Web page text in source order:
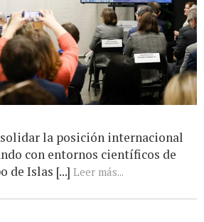
la posición internacional
con entornos científicos de
de Islas [...] Leer más...